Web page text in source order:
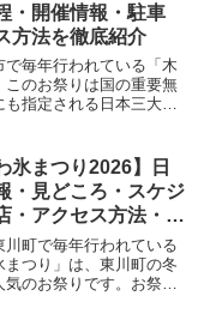
・開催情報・駐車
方法を徹底紹介
で毎年行われている「木
このお祭りは国の重要無
も指定される日本三大旗
クセス方法を紹介しま
氷まつり2026】日
・見どころ・スケジ
・アクセス方法・駐
介
川町で毎年行われている
まつり」は、東川町の冬
のお祭りです。お祭り